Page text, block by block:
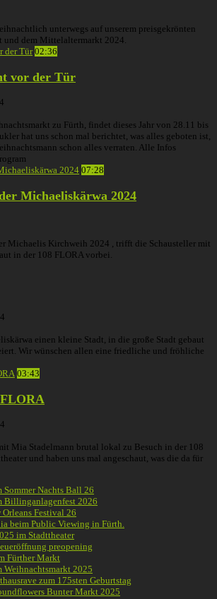
unterwegs auf unserem preisgekrönten
und dem Mittelaltermarkt 2024.
02:36
vor der Tür
zu Fürth, findet dieses Jahr von 28.11 bis
hat uns schon mal berichtet, was alles geboten ist,
schon alles verraten. Alle Infos
07:28
Michaeliskärwa 2024
Michaelis Kirchweih 2024 , trifft die Schausteller mit
in der 108 FLORA vorbei.
einen kleine Stadt, in die große Stadt gebaut
Wir wünschen allen eine friedliche und fröhliche
03:43
FLORA
Mia Stadelmann brutal lokal zu Besuch in der 108
und haben uns mal angeschaut, was die da für
Nachts Ball 26
Billinganlagenfest 2026
Festival 26
beim Public Viewing in Fürth.
im Stadttheater
preopening
Fürther Markt
2025
zum 175sten Geburtstag
Bunter Markt 2025